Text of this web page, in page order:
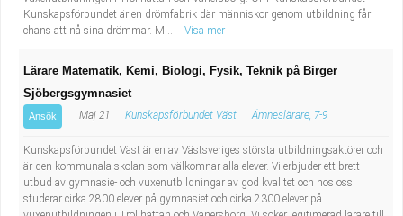
Kunskapsförbundet är en drömfabrik där människor genom utbildning får
chans att nå sina drömmar. M...
Visa mer
Lärare Matematik, Kemi, Biologi, Fysik, Teknik på Birger
Sjöbergsgymnasiet
Ansök Maj 21 Kunskapsförbundet Väst Ämneslärare, 7-9
Kunskapsförbundet Väst är en av Västsveriges största utbildningsaktörer och
är den kommunala skolan som välkomnar alla elever. Vi erbjuder ett brett
utbud av gymnasie- och vuxenutbildningar av god kvalitet och hos oss
studerar cirka 2800 elever på gymnasiet och cirka 2300 elever på